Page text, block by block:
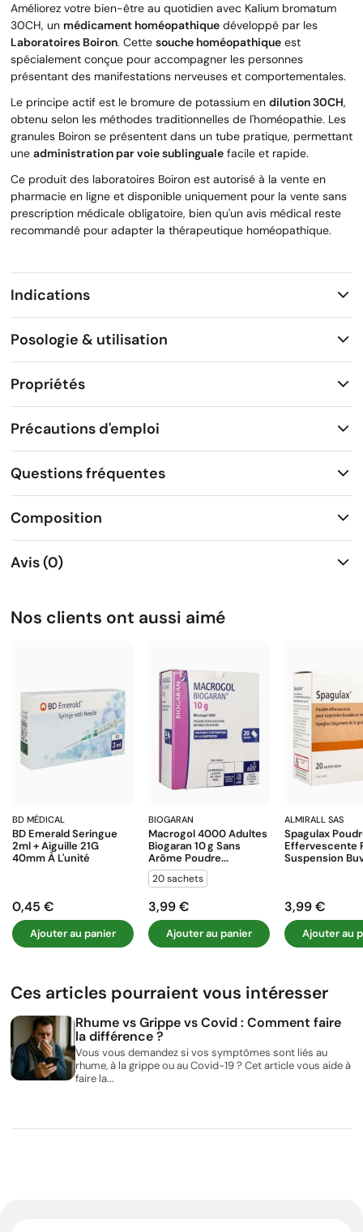
Améliorez votre bien-être au quotidien avec Kalium bromatum
30CH, un médicament homéopathique développé par les
Laboratoires Boiron. Cette souche homéopathique est
spécialement conçue pour accompagner les personnes
présentant des manifestations nerveuses et comportementales.
Le principe actif est le bromure de potassium en dilution 30CH,
obtenu selon les méthodes traditionnelles de l'homéopathie. Les
granules Boiron se présentent dans un tube pratique, permettant
une administration par voie sublinguale facile et rapide.
Ce produit des laboratoires Boiron est autorisé à la vente en
pharmacie en ligne et disponible uniquement pour la vente sans
prescription médicale obligatoire, bien qu'un avis médical reste
recommandé pour adapter la thérapeutique homéopathique.
Indications
Posologie & utilisation
Propriétés
Précautions d'emploi
Questions fréquentes
Composition
Avis (0)
Nos clients ont aussi aimé
BD MÉDICAL
BD Emerald Seringue
2ml + Aiguille 21G
40mm À L'unité
Prix
0,45 €
Ajouter au panier
BIOGARAN
Macrogol 4000 Adultes
Biogaran 10 G Sans
Arôme Poudre...
20 sachets
Prix
3,99 €
Ajouter au panier
ALMIRALL SAS
Spagulax
Effervescente
Suspension
Prix
3,99 €
Ajouter au
Ces articles pourraient vous intéresser
Rhume vs Grippe vs Covid : Comment faire
la différence ?
Vous vous demandez si vos symptômes sont liés au
rhume, à la grippe ou au Covid-19 ? Cet article vous aide à
faire la...